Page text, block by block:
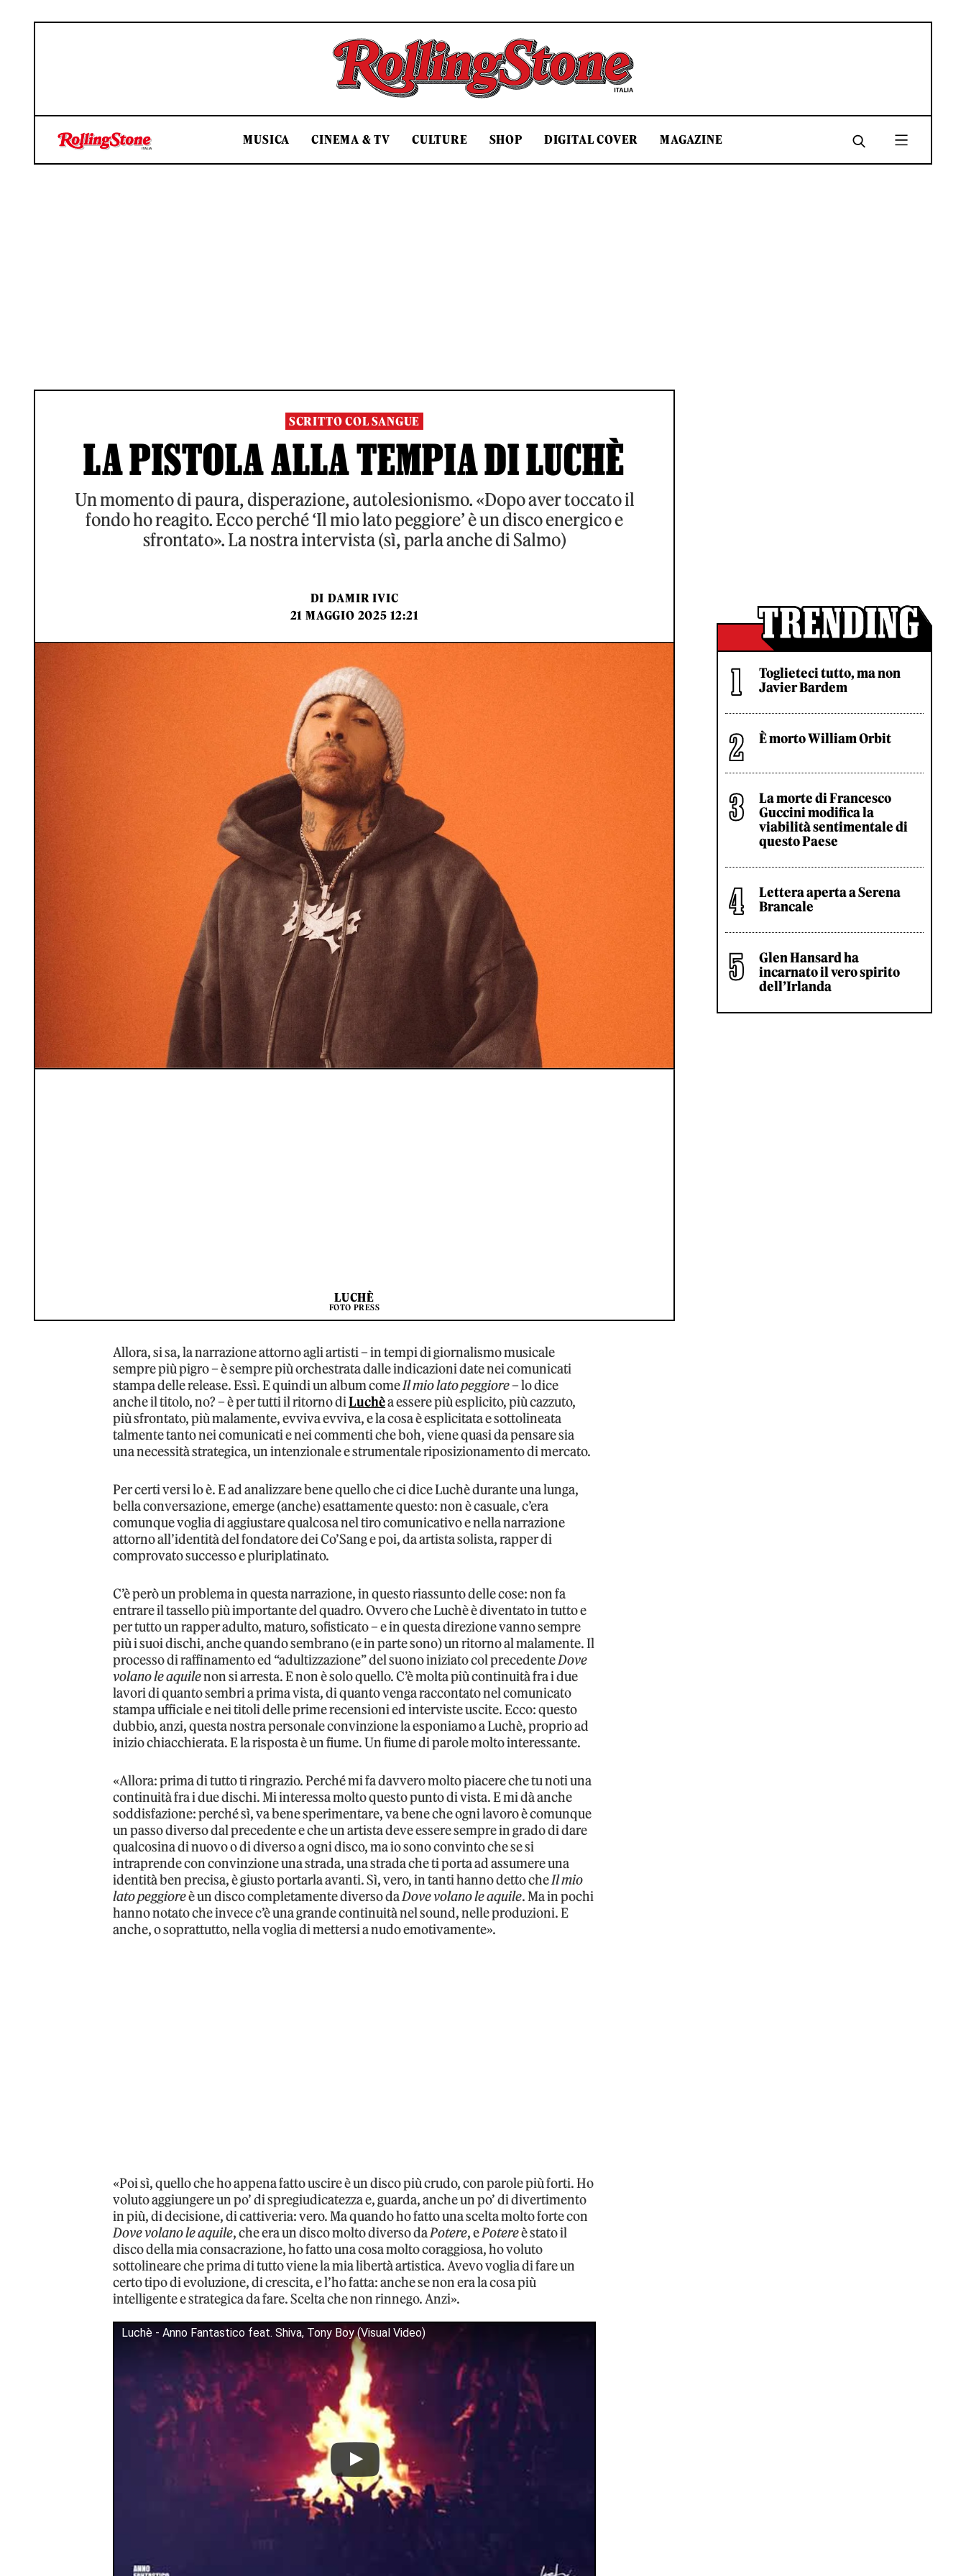
Rolling Stone Italia
MUSICA CINEMA & TV CULTURE SHOP DIGITAL COVER MAGAZINE
SCRITTO COL SANGUE
LA PISTOLA ALLA TEMPIA DI LUCHÈ
Un momento di paura, disperazione, autolesionismo. «Dopo aver toccato il
fondo ho reagito. Ecco perché ‘Il mio lato peggiore’ è un disco energico e
sfrontato». La nostra intervista (sì, parla anche di Salmo)
DI DAMIR IVIC
21 MAGGIO 2025 12:21
LUCHÈ
FOTO PRESS
Allora, si sa, la narrazione attorno agli artisti – in tempi di giornalismo musicale
sempre più pigro – è sempre più orchestrata dalle indicazioni date nei comunicati
stampa delle release. Essì. E quindi un album comeIl mio lato peggiore– lo dice
anche il titolo, no? – è per tutti il ritorno diLuchèa essere più esplicito, più cazzuto,
più sfrontato, più malamente, evviva evviva, e la cosa è esplicitata e sottolineata
talmente tanto nei comunicati e nei commenti che boh, viene quasi da pensare sia
una necessità strategica, un intenzionale e strumentale riposizionamento di mercato.
Per certi versi lo è. E ad analizzare bene quello che ci dice Luchè durante una lunga,
bella conversazione, emerge (anche) esattamente questo: non è casuale, c’era
comunque voglia di aggiustare qualcosa nel tiro comunicativo e nella narrazione
attorno all’identità del fondatore dei Co’Sang e poi, da artista solista, rapper di
comprovato successo e pluriplatinato.
C’è però un problema in questa narrazione, in questo riassunto delle cose: non fa
entrare il tassello più importante del quadro. Ovvero che Luchè è diventato in tutto e
per tutto un rapper adulto, maturo, sofisticato – e in questa direzione vanno sempre
più i suoi dischi, anche quando sembrano (e in parte sono) un ritorno al malamente. Il
processo di raffinamento ed “adultizzazione” del suono iniziato col precedenteDove
volano le aquilenon si arresta. E non è solo quello. C’è molta più continuità fra i due
lavori di quanto sembri a prima vista, di quanto venga raccontato nel comunicato
stampa ufficiale e nei titoli delle prime recensioni ed interviste uscite. Ecco: questo
dubbio, anzi, questa nostra personale convinzione la esponiamo a Luchè, proprio ad
inizio chiacchierata. E la risposta è un fiume. Un fiume di parole molto interessante.
«Allora: prima di tutto ti ringrazio. Perché mi fa davvero molto piacere che tu noti una
continuità fra i due dischi. Mi interessa molto questo punto di vista. E mi dà anche
soddisfazione: perché sì, va bene sperimentare, va bene che ogni lavoro è comunque
un passo diverso dal precedente e che un artista deve essere sempre in grado di dare
qualcosina di nuovo o di diverso a ogni disco, ma io sono convinto che se si
intraprende con convinzione una strada, una strada che ti porta ad assumere una
identità ben precisa, è giusto portarla avanti. Sì, vero, in tanti hanno detto cheIl mio
lato peggioreè un disco completamente diverso daDove volano le aquile. Ma in pochi
hanno notato che invece c’è una grande continuità nel sound, nelle produzioni. E
anche, o soprattutto, nella voglia di mettersi a nudo emotivamente».
«Poi sì, quello che ho appena fatto uscire è un disco più crudo, con parole più forti. Ho
voluto aggiungere un po’ di spregiudicatezza e, guarda, anche un po’ di divertimento
in più, di decisione, di cattiveria: vero. Ma quando ho fatto una scelta molto forte con
Dove volano le aquile, che era un disco molto diverso daPotere, ePotereè stato il
disco della mia consacrazione, ho fatto una cosa molto coraggiosa, ho voluto
sottolineare che prima di tutto viene la mia libertà artistica. Avevo voglia di fare un
certo tipo di evoluzione, di crescita, e l’ho fatta: anche se non era la cosa più
intelligente e strategica da fare. Scelta che non rinnego. Anzi».
Luchè - Anno Fantastico feat. Shiva, Tony Boy (Visual Video)
Toglieteci tutto, ma non
Javier Bardem
È morto William Orbit
La morte di Francesco
Guccini modifica la
viabilità sentimentale di
questo Paese
Lettera aperta a Serena
Brancale
Glen Hansard ha
incarnato il vero spirito
dell’Irlanda